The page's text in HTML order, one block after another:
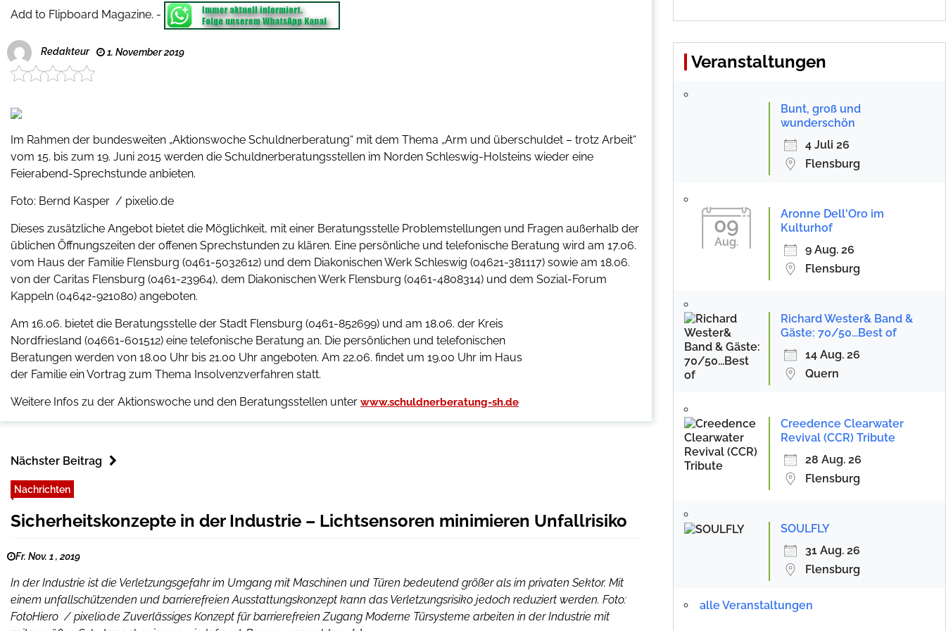
Add to Flipboard Magazine. -
Redakteur 1. November 2019
Im Rahmen der bundesweiten „Aktionswoche Schuldnerberatung“ mit dem Thema „Arm und überschuldet – trotz Arbeit“
vom 15. bis zum 19. Juni 2015 werden die Schuldnerberatungsstellen im Norden Schleswig-Holsteins wieder eine
Feierabend-Sprechstunde anbieten.
Foto: Bernd Kasper / pixelio.de
Dieses zusätzliche Angebot bietet die Möglichkeit, mit einer Beratungsstelle Problemstellungen und Fragen außerhalb der
üblichen Öffnungszeiten der offenen Sprechstunden zu klären. Eine persönliche und telefonische Beratung wird am 17.06.
vom Haus der Familie Flensburg (0461-5032612) und dem Diakonischen Werk Schleswig (04621-381117) sowie am 18.06.
von der Caritas Flensburg (0461-23964), dem Diakonischen Werk Flensburg (0461-4808314) und dem Sozial-Forum
Kappeln (04642-921080) angeboten.
Am 16.06. bietet die Beratungsstelle der Stadt Flensburg (0461-852699) und am 18.06. der Kreis
Nordfriesland (04661-601512) eine telefonische Beratung an. Die persönlichen und telefonischen
Beratungen werden von 18.00 Uhr bis 21.00 Uhr angeboten. Am 22.06. findet um 19.00 Uhr im Haus
der Familie ein Vortrag zum Thema Insolvenzverfahren statt.
Weitere Infos zu der Aktionswoche und den Beratungsstellen unter www.schuldnerberatung-sh.de
Nächster Beitrag
Nachrichten
Sicherheitskonzepte in der Industrie – Lichtsensoren minimieren Unfallrisiko
Fr. Nov. 1 , 2019
In der Industrie ist die Verletzungsgefahr im Umgang mit Maschinen und Türen bedeutend größer als im privaten Sektor. Mit
einem unfallschützenden und barrierefreien Ausstattungskonzept kann das Verletzungsrisiko jedoch reduziert werden. Foto:
FotoHiero / pixelio.de Zuverlässiges Konzept für barrierefreien Zugang Moderne Türsysteme arbeiten in der Industrie mit
Veranstaltungen
Bunt, groß und
wunderschön
4 Juli 26
Flensburg
09
Aug.
Aronne Dell'Oro im
Kulturhof
9 Aug. 26
Flensburg
Richard Wester& Band &
Gäste: 70/50...Best of
14 Aug. 26
Quern
Creedence Clearwater
Revival (CCR) Tribute
28 Aug. 26
Flensburg
SOULFLY
31 Aug. 26
Flensburg
alle Veranstaltungen